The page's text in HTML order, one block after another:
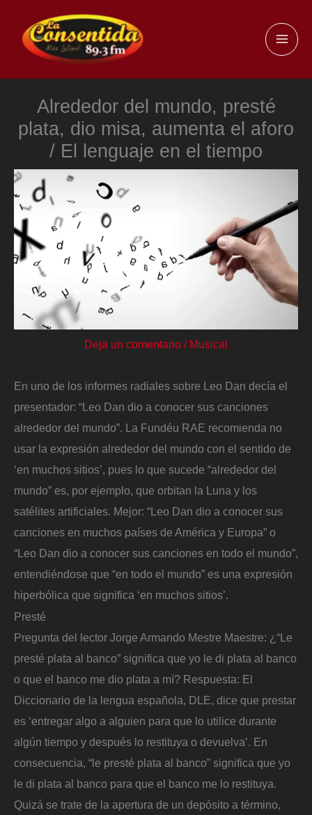
contenido
Alrededor del mundo, presté
plata, dio misa, aumenta el aforo
/ El lenguaje en el tiempo
Deja un comentario / Musical
En uno de los informes radiales sobre Leo Dan decía el
presentador: “Leo Dan dio a conocer sus canciones
alrededor del mundo”. La Fundéu RAE recomienda no
usar la expresión alrededor del mundo con el sentido de
‘en muchos sitios’, pues lo que sucede “alrededor del
mundo” es, por ejemplo, que orbitan la Luna y los
satélites artificiales. Mejor: “Leo Dan dio a conocer sus
canciones en muchos países de América y Europa” o
“Leo Dan dio a conocer sus canciones en todo el mundo”,
entendiéndose que “en todo el mundo” es una expresión
hiperbólica que significa ‘en muchos sitios’.
Presté
Pregunta del lector Jorge Armando Mestre Maestre: ¿“Le
presté plata al banco” significa que yo le di plata al banco
o que el banco me dio plata a mí? Respuesta: El
Diccionario de la lengua española, DLE, dice que prestar
es ‘entregar algo a alguien para que lo utilice durante
algún tiempo y después lo restituya o devuelva’. En
consecuencia, “le presté plata al banco” significa que yo
le di plata al banco para que el banco me lo restituya.
Quizá se trate de la apertura de un depósito a término,